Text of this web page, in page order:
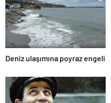
Deniz ulaşımına poyraz engeli